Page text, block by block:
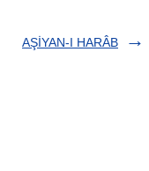
AŞİYAN-I HARÂB